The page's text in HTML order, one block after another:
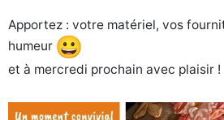
Apportez : votre matériel, vos
humeur
et à mercredi prochain avec plaisir !